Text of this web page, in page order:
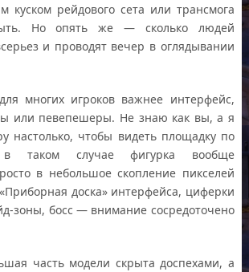
куском рейдового сета или трансмога
Но опять же — сколько людей
и проводят вечер в оглядывании
многих игроков важнее интерфейс,
или певепешеры. Не знаю как вы, а я
настолько, чтобы видеть площадку по
таком случае фигурка вообще
в небольшое скопление пикселей
доска» интерфейса, циферки
зоны, босс — внимание сосредоточено
часть модели скрыта доспехами, а